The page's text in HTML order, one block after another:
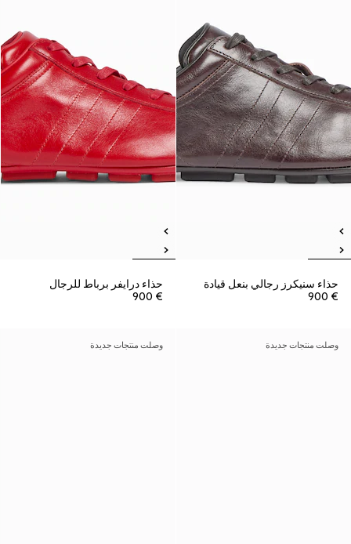
حذاء سنيكرز رجالي بنعل قيادة
€ 900
حذاء درايفر برباط للرجال
€ 900
وصلت منتجات جديدة وصلت منتجات جديدة